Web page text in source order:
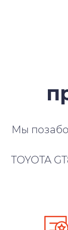
Мы
TOYOTA